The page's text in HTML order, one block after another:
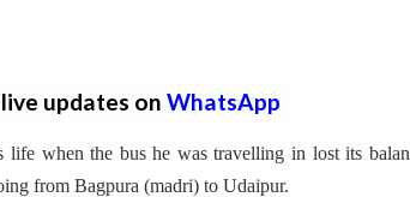
updates on WhatsApp
life when the bus he was travelling in lost its
from Bagpura (madri) to Udaipur.